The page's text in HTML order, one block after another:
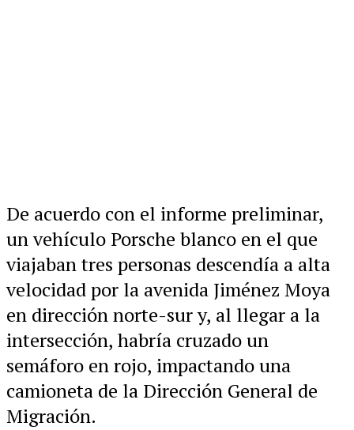
De acuerdo con el informe preliminar,
un vehículo Porsche blanco en el que
viajaban tres personas descendía a alta
velocidad por la avenida Jiménez Moya
en dirección norte-sur y, al llegar a la
intersección, habría cruzado un
semáforo en rojo, impactando una
camioneta de la Dirección General de
Migración.